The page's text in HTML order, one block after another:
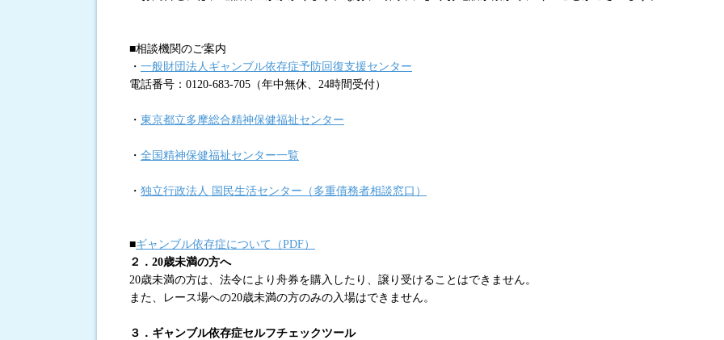
■相談機関のご案内
・ 一般財団法人ギャンブル依存症予防回復支援センター
電話番号：0120-683-705（年中無休、24時間受付）
・ 東京都立多摩総合精神保健福祉センター
・ 全国精神保健福祉センター一覧
・ 独立行政法人 国民生活センター（多重債務者相談窓口）
■ギャンブル依存症について（PDF）
２．20歳未満の方へ
20歳未満の方は、法令により舟券を購入したり、譲り受けることはできません。
また、レース場への20歳未満の方のみの入場はできません。
３．ギャンブル依存症セルフチェックツール